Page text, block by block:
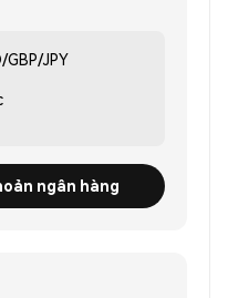
GBP/JPY
ngân hàng